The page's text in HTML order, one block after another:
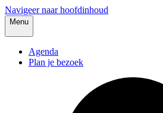
Navigeer naar hoofdinhoud
Menu
Agenda
Plan je bezoek